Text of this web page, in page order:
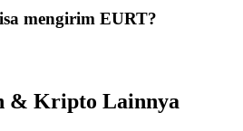
mengirim EURT?
& Kripto Lainnya